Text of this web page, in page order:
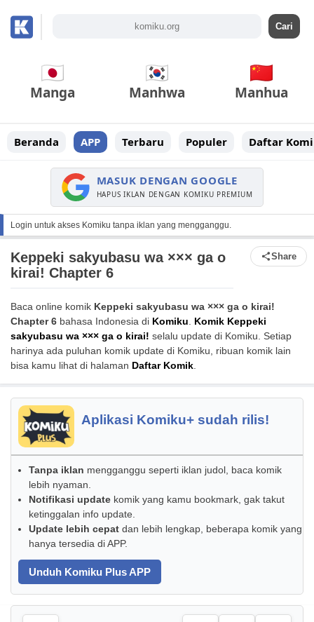
Manga Manhwa Manhua
Beranda APP Terbaru Populer Daftar
MASUK DENGAN GOOGLE
HAPUS IKLAN DENGAN KOMIKU PREMIUM
Login untuk akses Komiku tanpa iklan yang mengganggu.
Keppeki sakyubasu wa ××× ga o
kirai! Chapter 6
Share
Baca online komik Keppeki sakyubasu wa ××× ga o kirai!
Chapter 6 bahasa Indonesia di Komiku. Komik Keppeki
sakyubasu wa ××× ga o kirai! selalu update di Komiku. Setiap
harinya ada puluhan komik update di Komiku, ribuan komik lain
bisa kamu lihat di halaman Daftar Komik.
Aplikasi Komiku+ sudah rilis!
Tanpa iklan mengganggu seperti iklan judol, baca komik
lebih nyaman.
Notifikasi update komik yang kamu bookmark, gak takut
ketinggalan info update.
Update lebih cepat dan lebih lengkap, beberapa komik yang
hanya tersedia di APP.
Unduh Komiku Plus APP